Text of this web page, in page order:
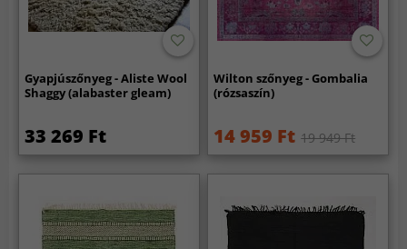
Gyapjúszőnyeg - Aliste Wool
Shaggy (alabaster gleam)
33 269 Ft
Wilton szőnyeg - Gombalia
(rózsaszín)
14 959 Ft 19 949 Ft